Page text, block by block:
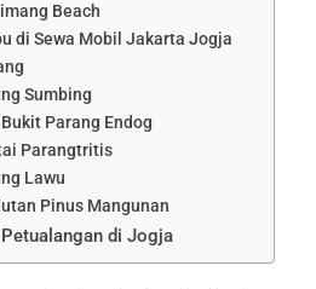
Beach
di Sewa Mobil Jakarta Jogja
Sumbing
Parang Endog
Parangtritis
Lawu
Pinus Mangunan
di Jogja